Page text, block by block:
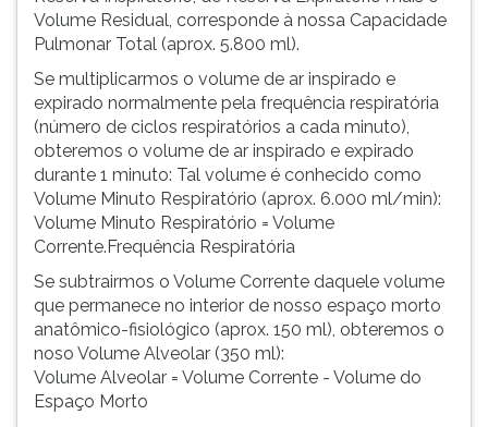
Volume Residual, corresponde à nossa Capacidade
Pulmonar Total (aprox. 5.800 ml).
Se multiplicarmos o volume de ar inspirado e
expirado normalmente pela frequência respiratória
(número de ciclos respiratórios a cada minuto),
obteremos o volume de ar inspirado e expirado
durante 1 minuto: Tal volume é conhecido como
Volume Minuto Respiratório (aprox. 6.000 ml/min):
Volume Minuto Respiratório = Volume
Corrente.Frequência Respiratória
Se subtrairmos o Volume Corrente daquele volume
que permanece no interior de nosso espaço morto
anatômico-fisiológico (aprox. 150 ml), obteremos o
noso Volume Alveolar (350 ml):
Volume Alveolar = Volume Corrente - Volume do
Espaço Morto